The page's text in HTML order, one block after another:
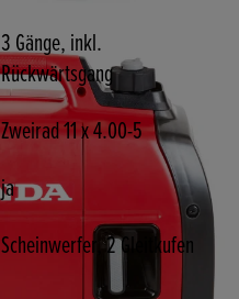
3 Gänge, inkl.
Rückwärtsgang
Zweirad 11 x 4.00-5
ja
Scheinwerfer, 2 Gleitkufen